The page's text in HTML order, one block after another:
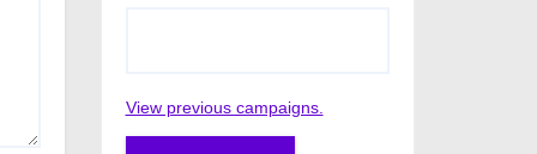
View previous campaigns.